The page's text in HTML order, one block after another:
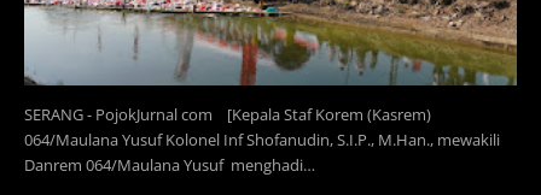
SERANG - PojokJurnal com [Kepala Staf Korem (Kasrem)
064/Maulana Yusuf Kolonel Inf Shofanudin, S.I.P., M.Han., mewakili
Danrem 064/Maulana Yusuf menghadi…